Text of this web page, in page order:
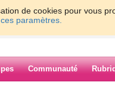
de cookies pour vous
paramètres.
Communauté